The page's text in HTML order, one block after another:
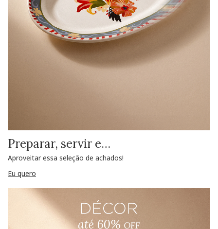
Preparar, servir e…
Aproveitar essa seleção de achados!
Eu quero